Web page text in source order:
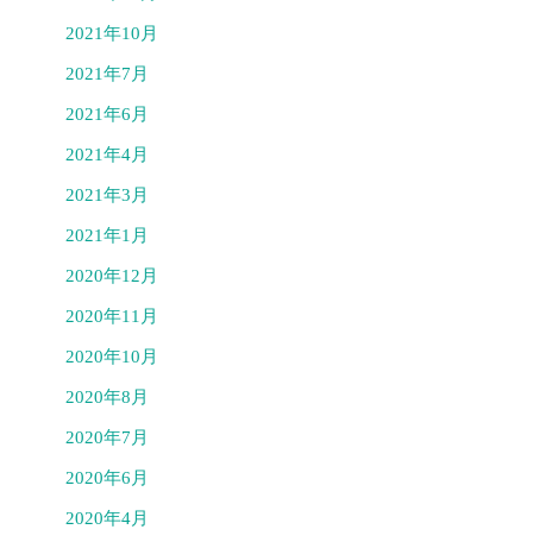
2021年10月
2021年7月
2021年6月
2021年4月
2021年3月
2021年1月
2020年12月
2020年11月
2020年10月
2020年8月
2020年7月
2020年6月
2020年4月